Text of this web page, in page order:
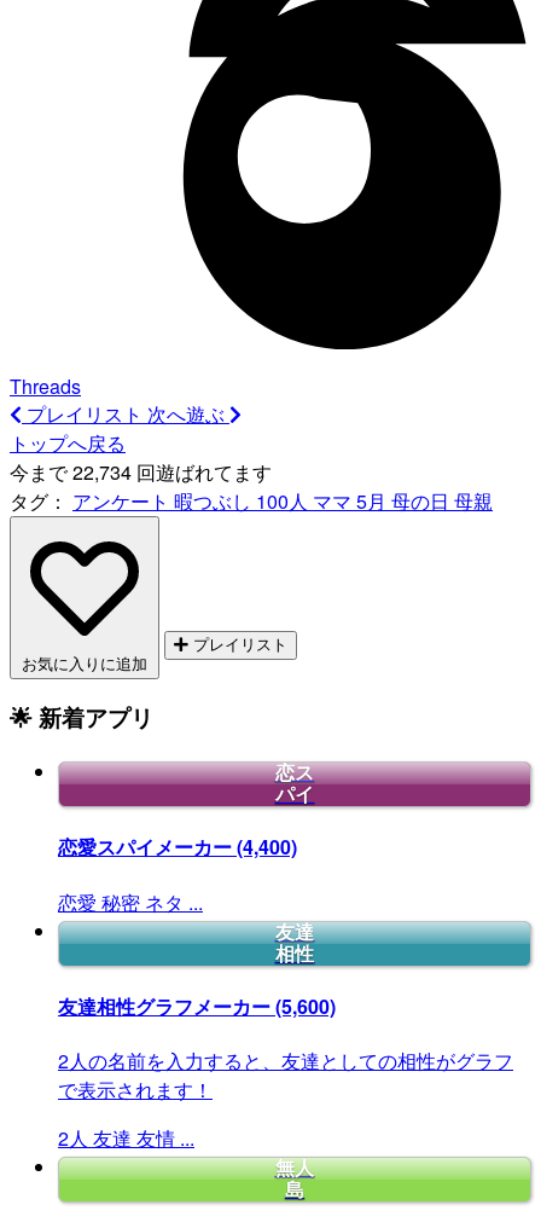
Threads
プレイリスト 次へ遊ぶ
トップへ戻る
今まで 22,734 回遊ばれてます
タグ： アンケート 暇つぶし 100人 ママ 5月 母の日 母親
お気に入りに追加
プレイリスト
🌟 新着アプリ
恋ス
パイ
恋愛スパイメーカー(4,400)
恋愛 秘密 ネタ ...
友達
相性
友達相性グラフメーカー(5,600)
2人の名前を入力すると、友達としての相性がグラフ
で表示されます！
2人 友達 友情 ...
無人
島